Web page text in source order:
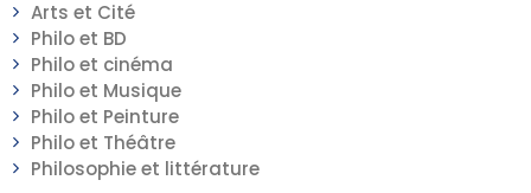
Arts et Cité
Philo et BD
Philo et cinéma
Philo et Musique
Philo et Peinture
Philo et Théâtre
Philosophie et littérature